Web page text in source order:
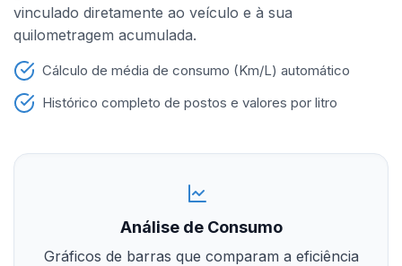
vinculado diretamente ao veículo e à sua
quilometragem acumulada.
Cálculo de média de consumo (Km/L) automático
Histórico completo de postos e valores por litro
Análise de Consumo
Gráficos de barras que comparam a eficiência